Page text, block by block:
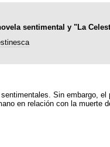
sentimental y "La
Sin embargo,
en relación con la muerte